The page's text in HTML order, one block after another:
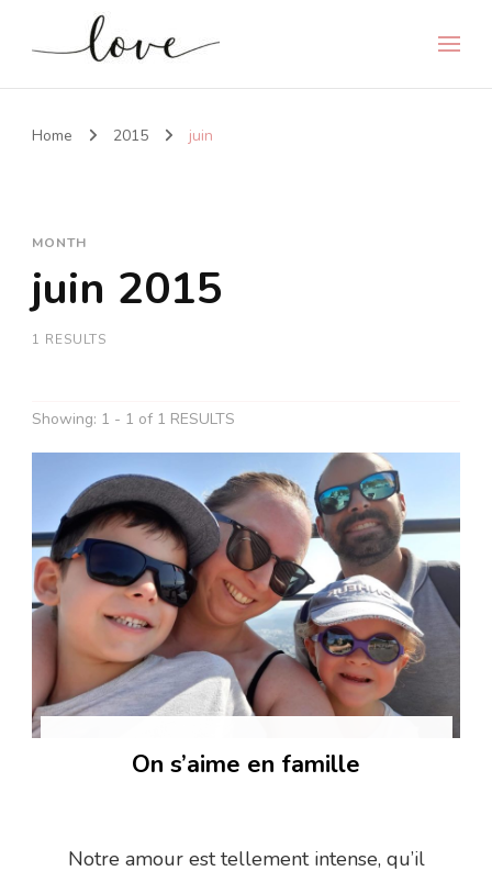
Home 2015 juin
MONTH
juin 2015
1 RESULTS
Showing: 1 - 1 of 1 RESULTS
On s’aime en famille
Notre amour est tellement intense, qu’il